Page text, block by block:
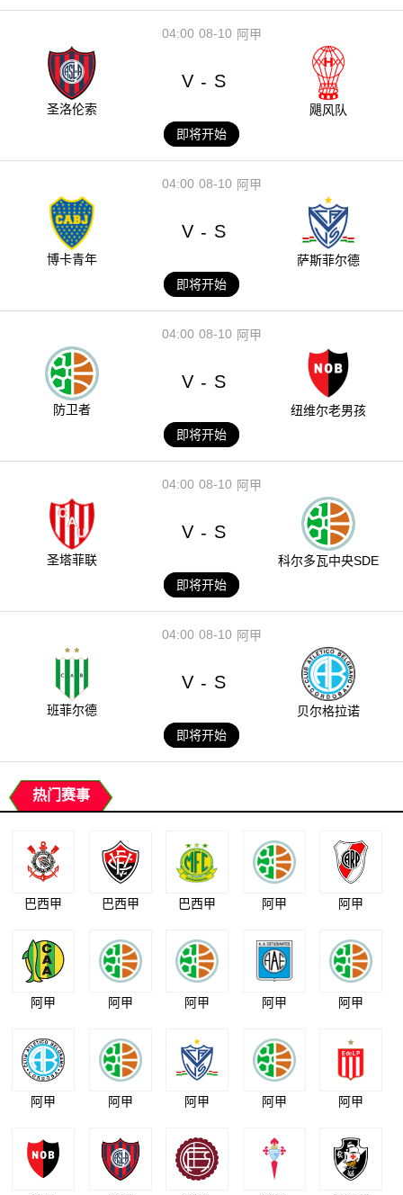
08-10
04:00 阿甲
圣洛伦索
V - S
飓风队
即将开始
08-10
04:00 阿甲
博卡青年
V - S
萨斯菲尔德
即将开始
08-10
04:00 阿甲
防卫者
V - S
纽维尔老男孩
即将开始
08-10
04:00 阿甲
圣塔菲联
V - S
科尔多瓦中央SDE
即将开始
08-10
04:00 阿甲
班菲尔德
V - S
贝尔格拉诺
即将开始
热门赛事
巴西甲 巴西甲 巴西甲 阿甲 阿甲
阿甲 阿甲 阿甲 阿甲 阿甲
阿甲 阿甲 阿甲 阿甲 阿甲